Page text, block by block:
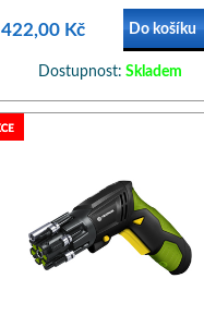
422,00 Kč Do košíku
Dostupnost: Skladem